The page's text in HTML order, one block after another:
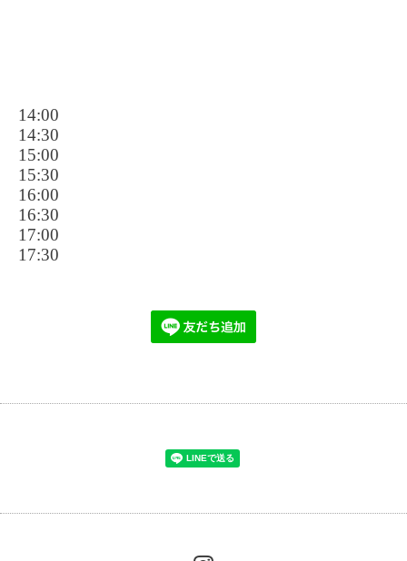
14:00
14:30
15:00
15:30
16:00
16:30
17:00
17:30